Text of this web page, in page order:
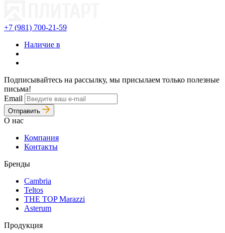
+7 (981) 700-21-59
Наличие в
Подписывайтесь на рассылку, мы присылаем только полезные
письма!
Email
Отправить
О нас
Компания
Контакты
Бренды
Cambria
Teltos
THE TOP Marazzi
Asterum
Продукция